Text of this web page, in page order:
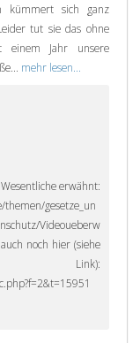
kümmert sich ganz
tut sie das ohne
einem Jahr unsere
mehr lesen...
erwähnt:
gesetze_un
Videoueberw
noch hier (siehe
Link):